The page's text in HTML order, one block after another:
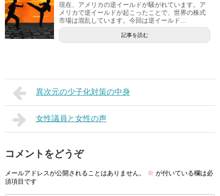
現在、アメリカの逆イールドが騒がれています。ア
メリカで逆イールドが起こったことで、世界の株式
市場は混乱しています。今回は逆イールド...
記事を読む
異次元の少子化対策の中身
女性議員と女性の声
コメントをどうぞ
メールアドレスが公開されることはありません。 ※ が付いている欄は必
須項目です